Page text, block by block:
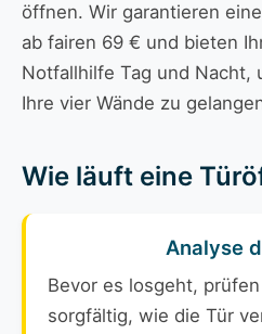
öffnen. Wir garantieren
ab fairen 69 € und bieten
Notfallhilfe Tag und Nacht,
Ihre vier Wände zu
Wie läuft eine
Analyse
Bevor es losgeht,
sorgfältig, wie die Tür